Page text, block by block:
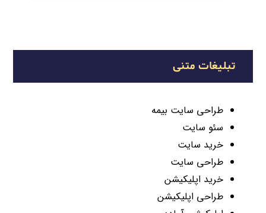
تبلیغات متنی
طراحی سایت بیمه
سئو سایت
خرید سایت
طراحی سایت
خرید اپلیکیشن
طراحی اپلیکیشن